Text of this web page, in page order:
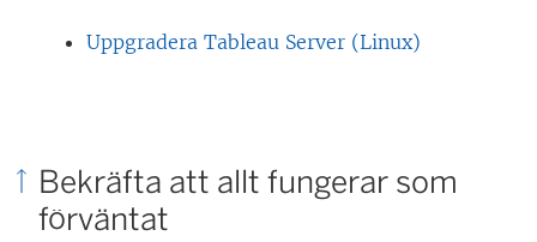
ö
e
Uppgradera Tableau Server (Linux)
Bekräfta att allt fungerar som
förväntat